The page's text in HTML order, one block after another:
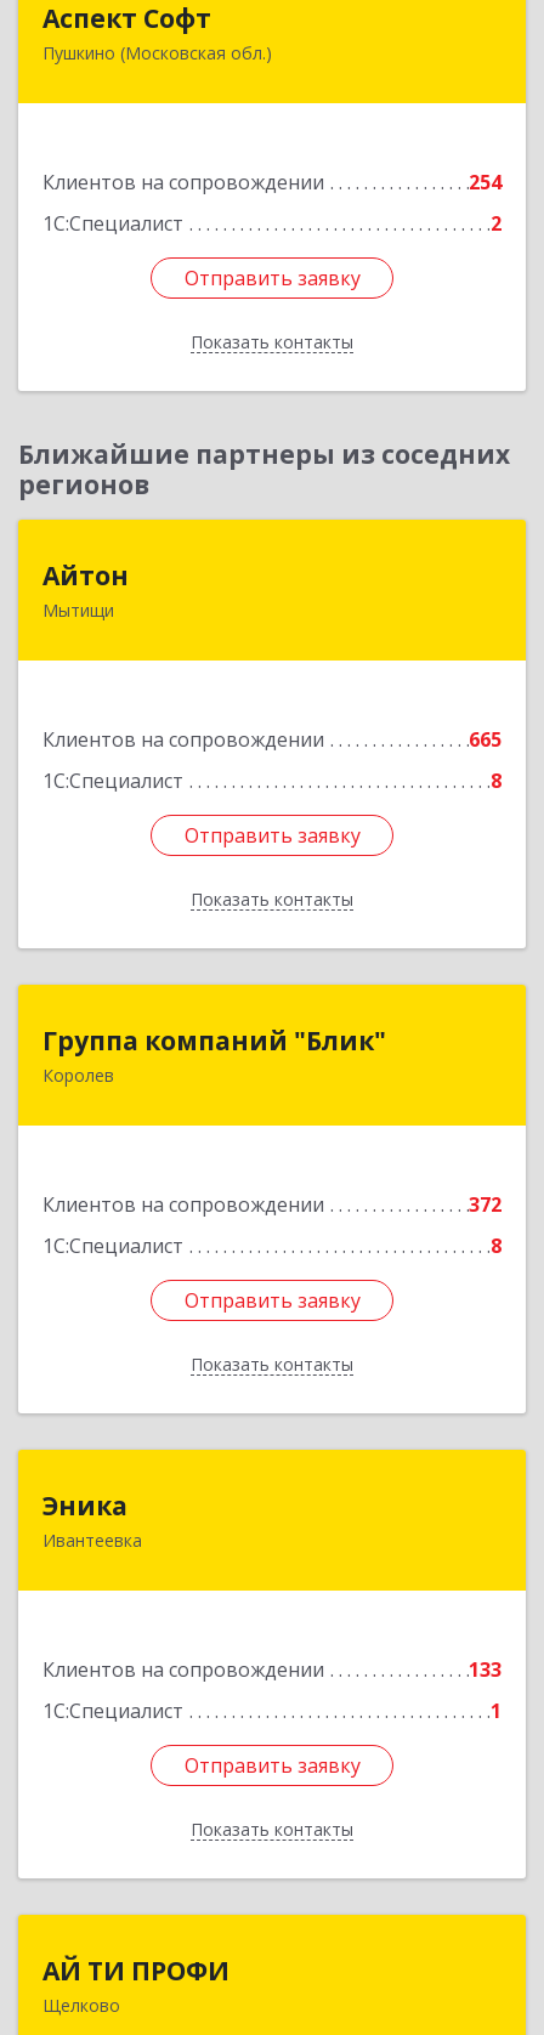
Аспект Софт
Пушкино (Московская обл.)
Клиентов на сопровождении
254
1С:Специалист
2
Отправить заявку
Показать контакты
141205, Московская обл, Пушкинский р-н,
Отправить заявку
Назад
Ближайшие партнеры из соседних
регионов
Айтон
Мытищи
Клиентов на сопровождении
665
1С:Специалист
8
Отправить заявку
Показать контакты
Отправить заявку
Назад
Группа компаний "Блик"
Королев
Клиентов на сопровождении
372
1С:Специалист
8
Отправить заявку
Показать контакты
Группа компаний "Блик"
Отправить заявку
Назад
Эника
Ивантеевка
Клиентов на сопровождении
133
1С:Специалист
1
Отправить заявку
Показать контакты
141280, Московская обл, г.о. Пушкинский,
Отправить заявку
Назад
АЙ ТИ ПРОФИ
Щелково